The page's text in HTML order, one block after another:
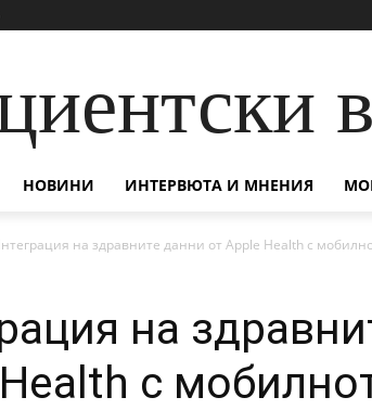
НОВИНИ ИНТЕРВЮТА И МНЕНИЯ
на здравните данни от Apple Health с
на
с